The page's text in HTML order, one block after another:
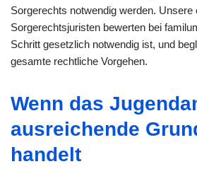
Sorgerechts notwendig werden. Unsere
Sorgerechtsjuristen bewerten bei
Schritt gesetzlich notwendig ist, und
gesamte rechtliche Vorgehen.
Wenn das
ausreichende
handelt